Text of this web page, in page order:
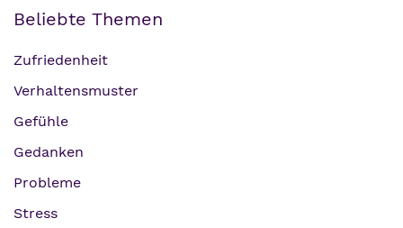
Beliebte Themen
Zufriedenheit
Verhaltensmuster
Gefühle
Gedanken
Probleme
Stress